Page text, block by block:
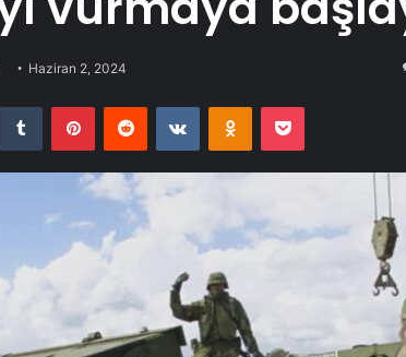
Haziran 2, 2024
Tumblr PinterestReddit VKontakteOdnoklassniki
Pocket